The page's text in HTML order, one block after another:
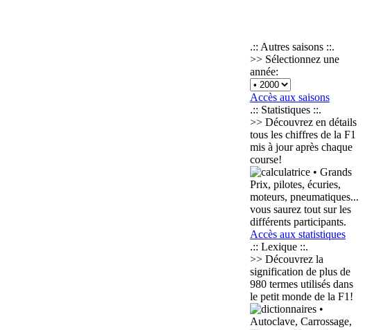
.:: Autres saisons ::.
>> Sélectionnez une
année:
Accès aux saisons
.:: Statistiques ::.
>> Découvrez en détails
tous les chiffres de la F1
mis à jour après chaque
course!
• Grands
Prix, pilotes, écuries,
moteurs, pneumatiques...
vous saurez tout sur les
différents participants.
Accès aux statistiques
.:: Lexique ::.
>> Découvrez la
signification de plus de
980 termes utilisés dans
le petit monde de la F1!
•
Autoclave, Carrossage,